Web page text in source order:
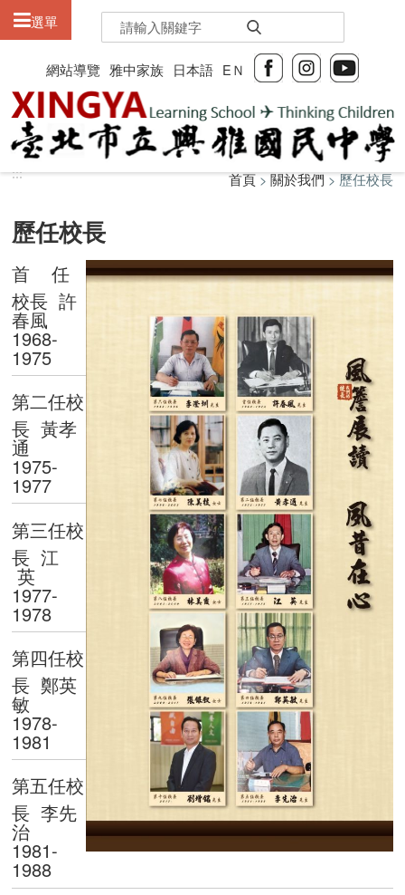
網站導覽 雅中家族 日本語 EＮ
選單
:::
:::
歷任校長
首頁>關於我們> 歷任校長
首 任
校長 許
春風
1968-
1975
第二任校
長 黃孝
通
1975-
1977
第三任校
長 江
英
1977-
1978
第四任校
長 鄭英
敏
1978-
1981
第五任校
長 李先
治
1981-
1988